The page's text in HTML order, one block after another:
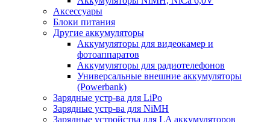
Аксессуары
Блоки питания
Другие аккумуляторы
Аккумуляторы для видеокамер и
фотоаппаратов
Аккумуляторы для радиотелефонов
Универсальные внешние аккумуляторы
(Powerbank)
Зарядные устр-ва для LiPo
Зарядные устр-ва для NiMH
Зарядные устройства для LA аккумуляторов